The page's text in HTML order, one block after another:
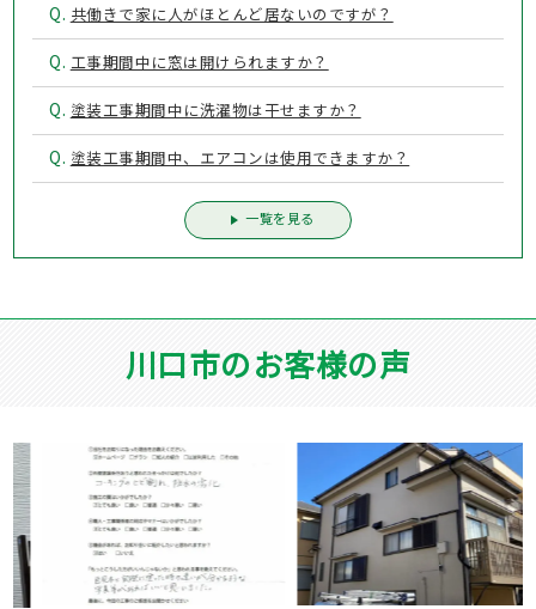
Q. 共働きで家に人がほとんど居ないのですが？
Q. 工事期間中に窓は開けられますか？
Q. 塗装工事期間中に洗濯物は干せますか？
Q. 塗装工事期間中、エアコンは使用できますか？
一覧を見る
川口市のお客様の声